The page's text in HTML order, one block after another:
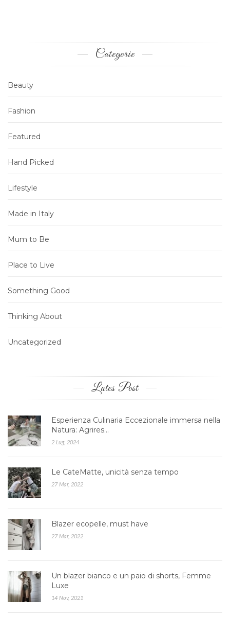
Categorie
Beauty
Fashion
Featured
Hand Picked
Lifestyle
Made in Italy
Mum to Be
Place to Live
Something Good
Thinking About
Uncategorized
Lates Post
Esperienza Culinaria Eccezionale immersa nella
Natura: Agrires…
2 Lug, 2024
Le CateMatte, unicità senza tempo
27 Mar, 2022
Blazer ecopelle, must have
27 Mar, 2022
Un blazer bianco e un paio di shorts, Femme
Luxe
14 Nov, 2021